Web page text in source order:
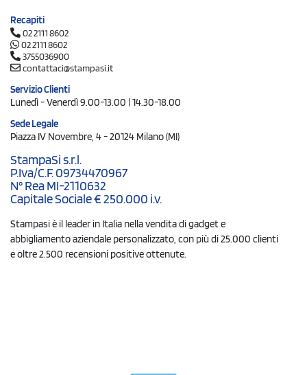
Recapiti
02 2111 8602
02 2111 8602
3755036900
contattaci@stampasi.it
Servizio Clienti
Lunedì - Venerdì 9.00-13.00 | 14.30-18.00
Sede Legale
Piazza IV Novembre, 4 - 20124 Milano (MI)
StampaSi s.r.l.
P.Iva/C.F. 09734470967
N° Rea MI-2110632
Capitale Sociale € 250.000 i.v.
Stampasi è il leader in Italia nella vendita di gadget e
abbigliamento aziendale personalizzato, con più di 25.000 clienti
e oltre 2.500 recensioni positive ottenute.